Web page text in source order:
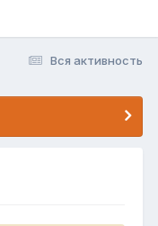
Вся активность